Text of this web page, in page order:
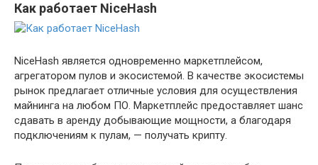
Как работает NiceHash
NiceHash является одновременно маркетплейсом,
агрегатором пулов и экосистемой. В качестве экосистемы
рынок предлагает отличные условия для осуществления
майнинга на любом ПО. Маркетплейс предоставляет шанс
сдавать в аренду добывающие мощности, а благодаря
подключениям к пулам, — получать крипту.